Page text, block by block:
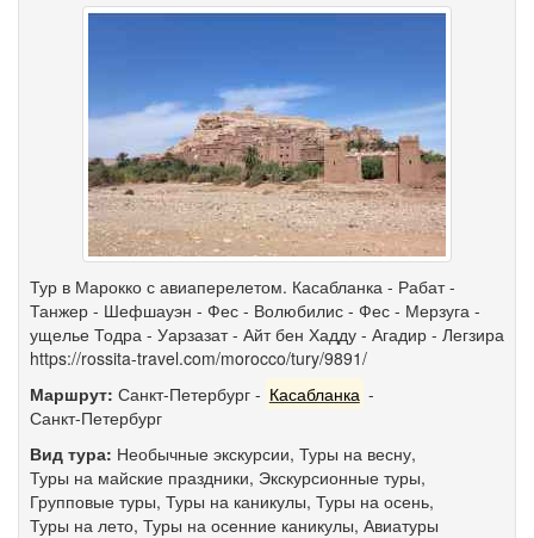
Тур в Марокко с авиаперелетом. Касабланка - Рабат -
Танжер - Шефшауэн - Фес - Волюбилис - Фес - Мерзуга -
ущелье Тодра - Уарзазат - Айт бен Хадду - Агадир - Легзира
https://rossita-travel.com/morocco/tury/9891/
Маршрут: Санкт-Петербург - Касабланка -
Санкт-Петербург
Вид тура: Необычные экскурсии, Туры на весну,
Туры на майские праздники, Экскурсионные туры,
Групповые туры, Туры на каникулы, Туры на осень,
Туры на лето, Туры на осенние каникулы, Авиатуры